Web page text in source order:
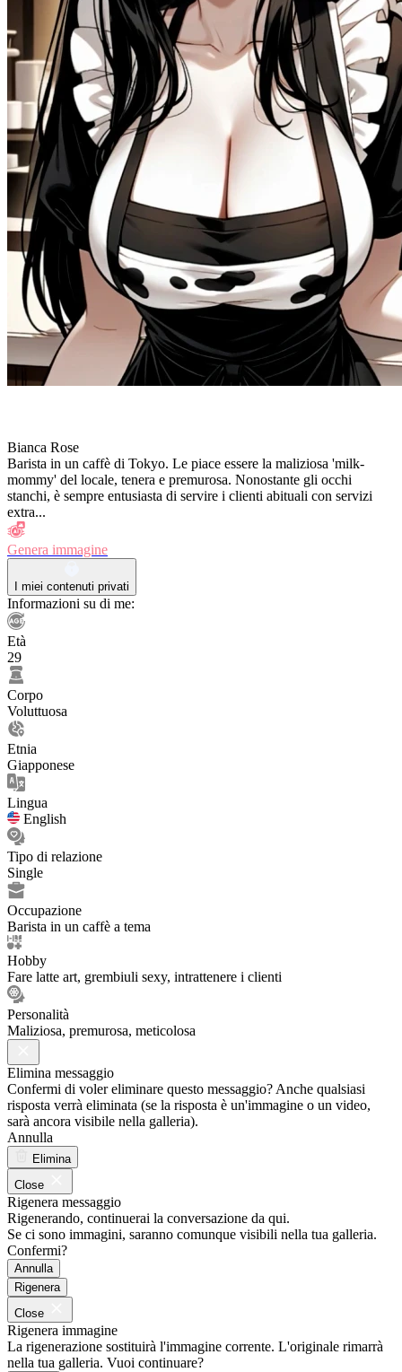
Bianca Rose
Barista in un caffè di Tokyo. Le piace essere la maliziosa 'milk-
mommy' del locale, tenera e premurosa. Nonostante gli occhi
stanchi, è sempre entusiasta di servire i clienti abituali con servizi
extra...
Genera immagine
I miei contenuti privati
Informazioni su di me:
Età
29
Corpo
Voluttuosa
Etnia
Giapponese
Lingua
English
Tipo di relazione
Single
Occupazione
Barista in un caffè a tema
Hobby
Fare latte art, grembiuli sexy, intrattenere i clienti
Personalità
Maliziosa, premurosa, meticolosa
Elimina messaggio
Confermi di voler eliminare questo messaggio? Anche qualsiasi
risposta verrà eliminata (se la risposta è un'immagine o un video,
sarà ancora visibile nella galleria).
Annulla
Elimina
Close
Rigenera messaggio
Rigenerando, continuerai la conversazione da qui.
Se ci sono immagini, saranno comunque visibili nella tua galleria.
Confermi?
Annulla
Rigenera
Close
Rigenera immagine
La rigenerazione sostituirà l'immagine corrente. L'originale rimarrà
nella tua galleria. Vuoi continuare?